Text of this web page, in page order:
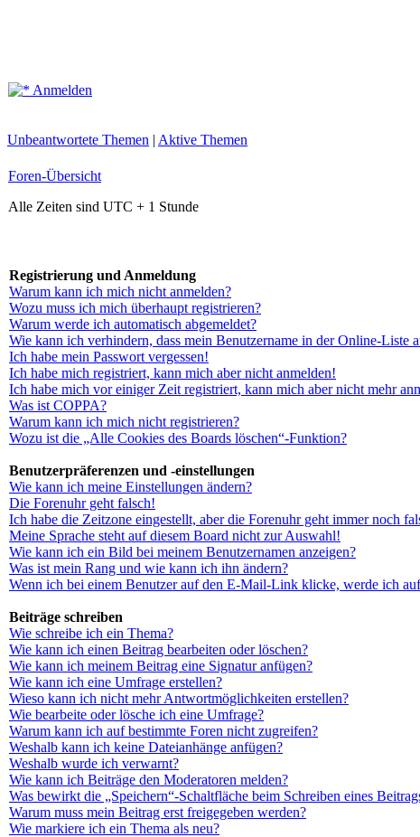
Anmelden
Unbeantwortete Themen | Aktive Themen
Foren-Übersicht
Alle Zeiten sind UTC + 1 Stunde
Registrierung und Anmeldung
Warum kann ich mich nicht anmelden?
Wozu muss ich mich überhaupt registrieren?
Warum werde ich automatisch abgemeldet?
Wie kann ich verhindern, dass mein Benutzername in der Online-Liste
Ich habe mein Passwort vergessen!
Ich habe mich registriert, kann mich aber nicht anmelden!
Ich habe mich vor einiger Zeit registriert, kann mich aber nicht mehr
Was ist COPPA?
Warum kann ich mich nicht registrieren?
Wozu ist die „Alle Cookies des Boards löschen“-Funktion?
Benutzerpräferenzen und -einstellungen
Wie kann ich meine Einstellungen ändern?
Die Forenuhr geht falsch!
Ich habe die Zeitzone eingestellt, aber die Forenuhr geht immer noch
Meine Sprache steht auf diesem Board nicht zur Auswahl!
Wie kann ich ein Bild bei meinem Benutzernamen anzeigen?
Was ist mein Rang und wie kann ich ihn ändern?
Wenn ich bei einem Benutzer auf den E-Mail-Link klicke, werde ich
Beiträge schreiben
Wie schreibe ich ein Thema?
Wie kann ich einen Beitrag bearbeiten oder löschen?
Wie kann ich meinem Beitrag eine Signatur anfügen?
Wie kann ich eine Umfrage erstellen?
Wieso kann ich nicht mehr Antwortmöglichkeiten erstellen?
Wie bearbeite oder lösche ich eine Umfrage?
Warum kann ich auf bestimmte Foren nicht zugreifen?
Weshalb kann ich keine Dateianhänge anfügen?
Weshalb wurde ich verwarnt?
Wie kann ich Beiträge den Moderatoren melden?
Was bewirkt die „Speichern“-Schaltfläche beim Schreiben eines
Warum muss mein Beitrag erst freigegeben werden?
Wie markiere ich ein Thema als neu?